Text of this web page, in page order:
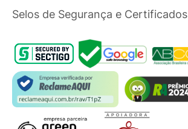
Selos de Segurança e Certificados